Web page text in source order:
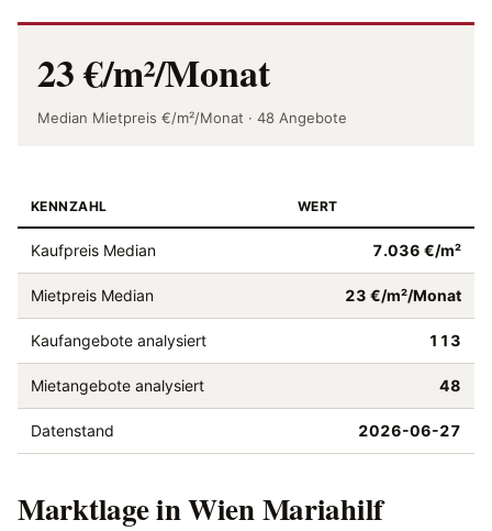
23 €/m²/Monat
Median Mietpreis €/m²/Monat · 48 Angebote
KENNZAHL WERT
Kaufpreis Median 7.036 €/m²
Mietpreis Median 23 €/m²/Monat
Kaufangebote analysiert 113
Mietangebote analysiert 48
Datenstand 2026-06-27
Marktlage in Wien Mariahilf